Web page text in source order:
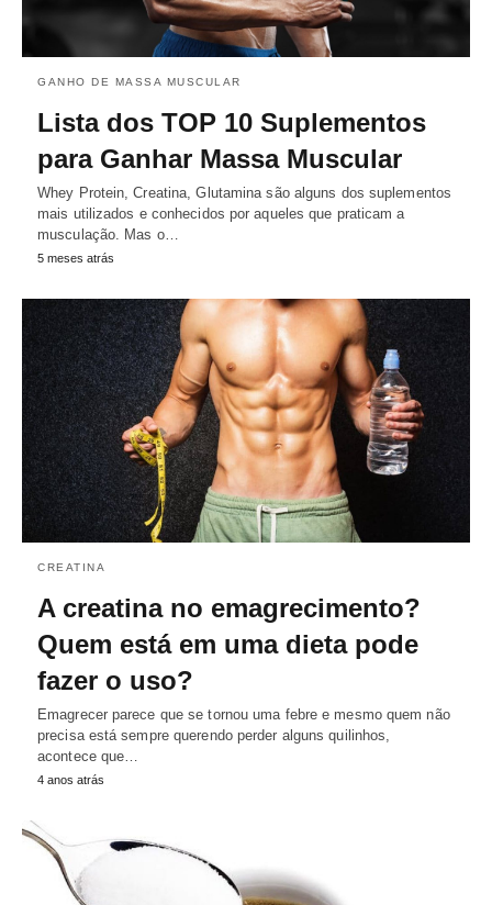
GANHO DE MASSA MUSCULAR
Lista dos TOP 10 Suplementos
para Ganhar Massa Muscular
Whey Protein, Creatina, Glutamina são alguns dos suplementos
mais utilizados e conhecidos por aqueles que praticam a
musculação. Mas o…
5 meses atrás
CREATINA
A creatina no emagrecimento?
Quem está em uma dieta pode
fazer o uso?
Emagrecer parece que se tornou uma febre e mesmo quem não
precisa está sempre querendo perder alguns quilinhos,
acontece que…
4 anos atrás